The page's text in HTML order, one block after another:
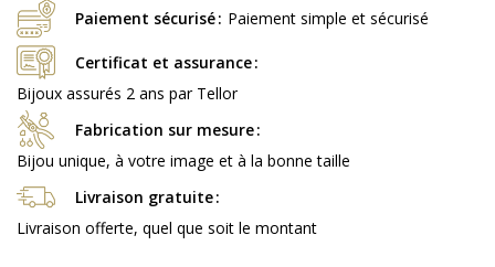
Paiement sécurisé Paiement simple et sécurisé
Certificat et assurance
Bijoux assurés 2 ans par Tellor
Fabrication sur mesure
Bijou unique, à votre image et à la bonne taille
Livraison gratuite
Livraison offerte, quel que soit le montant